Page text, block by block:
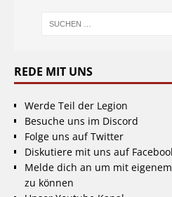
REDE MIT UNS
Werde Teil der Legion
Besuche uns im Discord
Folge uns auf Twitter
Diskutiere mit uns auf
Melde dich an um mit
zu können